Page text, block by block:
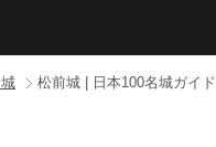
松前城 | 日本100名城ガイド